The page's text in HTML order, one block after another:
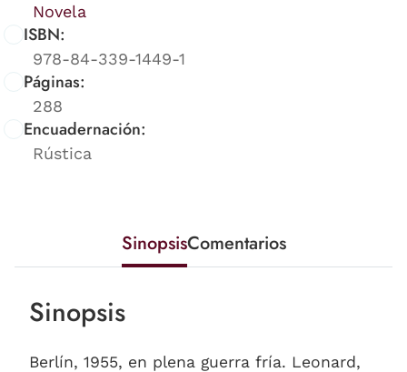
Novela
ISBN:
978-84-339-1449-1
Páginas:
288
Encuadernación:
Rústica
SinopsisComentarios
Sinopsis
Berlín, 1955, en plena guerra fría. Leonard,